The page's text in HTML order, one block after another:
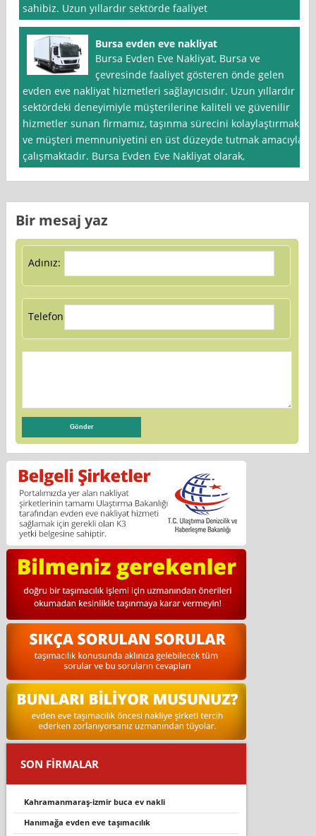
sahibiz. Uzun yıllardır sektörde faaliyet
Bursa evden eve nakliyat
Bursa Evden Eve Nakliyat, Bursa ve
çevresinde faaliyet gösteren önde gelen
evden eve nakliyat hizmetleri sağlayıcısıdır. Uzun yıllardır
sektördeki deneyimiyle müşterilerine kaliteli ve güvenilir
hizmetler sunan firmamız, taşınma sürecini kolaylaştırmak
ve müşteri memnuniyetini en üst düzeyde tutmak amacıyla
çalışmaktadır. Bursa Evden Eve Nakliyat olarak,
Bir mesaj yaz
Adınız:
Telefon:
SON FİRMALAR
kahramanmaraş-izmir buca ev nakli
hanımağa evden eve taşımacılık